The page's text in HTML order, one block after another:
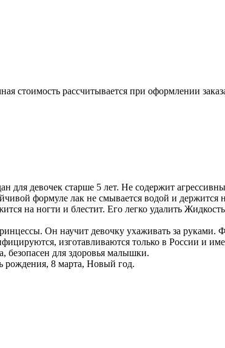
стоимость рассчитывается при оформлении
девочек старше 5 лет. Не содержит
формуле лак не смывается водой и
на ногти и блестит. Его легко удалить
Он научит девочку ухаживать за руками.
изготавливаются только в России и
безопасен для здоровья малышки.
8 марта, Новый год.